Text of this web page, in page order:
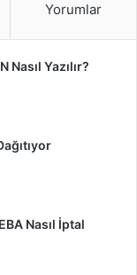
Yorumlar
Nasıl Yazılır?
Nasıl İptal